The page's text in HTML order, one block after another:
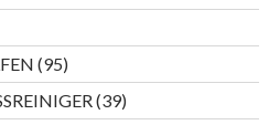
9595
Produkte
3939